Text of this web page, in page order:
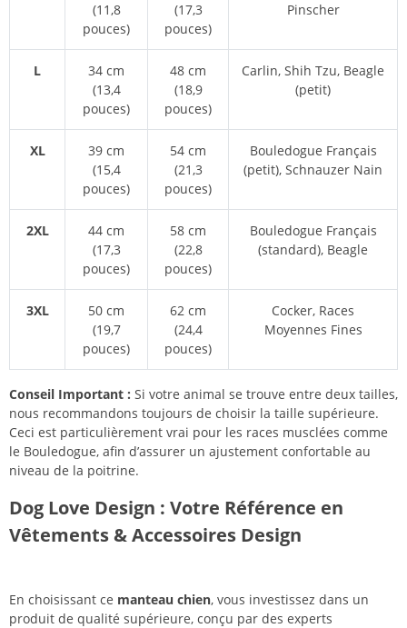
(11,8
pouces)
(17,3
pouces)
Pinscher
L
34 cm
(13,4
pouces)
48 cm
(18,9
pouces)
Carlin, Shih Tzu, Beagle
(petit)
XL
39 cm
(15,4
pouces)
54 cm
(21,3
pouces)
Bouledogue Français
(petit), Schnauzer Nain
2XL
44 cm
(17,3
pouces)
58 cm
(22,8
pouces)
Bouledogue Français
(standard), Beagle
3XL
50 cm
(19,7
pouces)
62 cm
(24,4
pouces)
Cocker, Races
Moyennes Fines
Conseil Important : Si votre animal se trouve entre deux tailles,
nous recommandons toujours de choisir la taille supérieure.
Ceci est particulièrement vrai pour les races musclées comme
le Bouledogue, afin d’assurer un ajustement confortable au
niveau de la poitrine.
Dog Love Design : Votre Référence en
Vêtements & Accessoires Design
En choisissant ce manteau chien, vous investissez dans un
produit de qualité supérieure, conçu par des experts